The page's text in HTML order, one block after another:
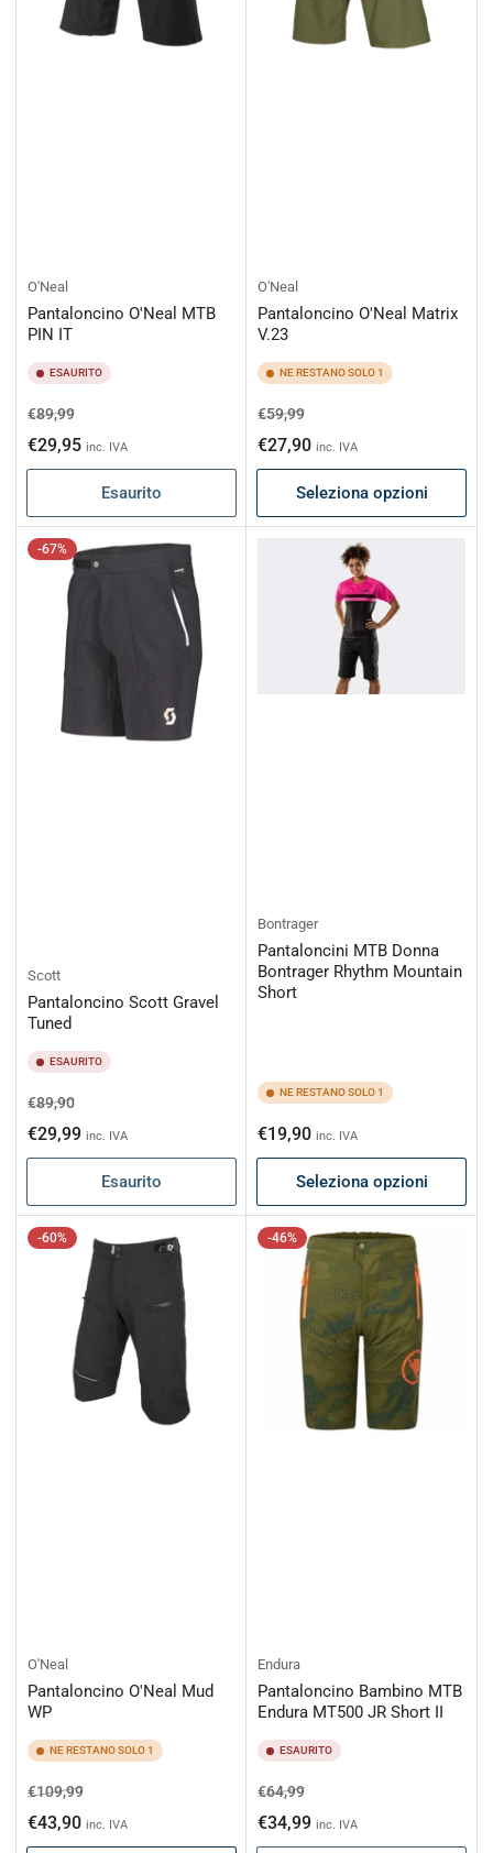
O'Neal
Pantaloncino O'Neal MTB
PIN IT
ESAURITO
Prezzo
di
listino
€89,99Prezzo
scontato
€29,95 inc. IVA
Esaurito
O'Neal
Pantaloncino O'Neal Matrix
V.23
NE RESTANO SOLO 1
Prezzo
di
listino
€59,99Prezzo
scontato
€27,90 inc. IVA
Seleziona opzioni
-67%
Scott
Pantaloncino Scott Gravel
Tuned
ESAURITO
Prezzo
di
listino
€89,90Prezzo
scontato
€29,99 inc. IVA
Esaurito
Bontrager
Pantaloncini MTB Donna
Bontrager Rhythm Mountain
Short
NE RESTANO SOLO 1
Prezzo
di
listino
€19,90 inc. IVA
Seleziona opzioni
-60%
O'Neal
Pantaloncino O'Neal Mud
WP
NE RESTANO SOLO 1
Prezzo
di
listino
€109,99Prezzo
scontato
€43,90 inc. IVA
-46%
Endura
Pantaloncino Bambino MTB
Endura MT500 JR Short II
ESAURITO
Prezzo
di
listino
€64,99Prezzo
scontato
€34,99 inc. IVA